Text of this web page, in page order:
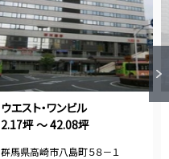
ウエスト・ワンビル
2.17坪 ～ 42.08坪
群馬県高崎市八島町５８－１